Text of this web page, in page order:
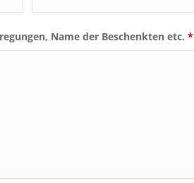
Name der Beschenkten etc. *